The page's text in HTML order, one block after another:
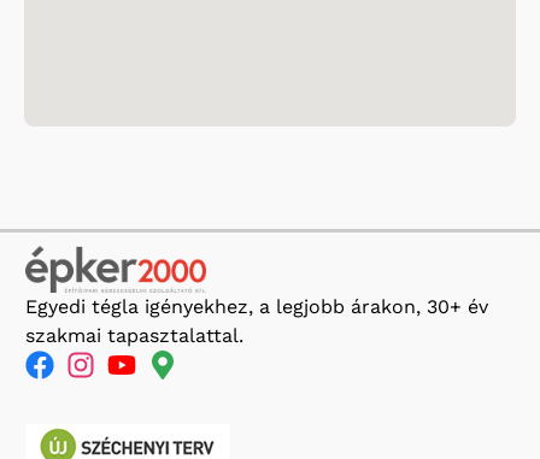
Egyedi tégla igényekhez, a legjobb árakon, 30+ év
szakmai tapasztalattal.